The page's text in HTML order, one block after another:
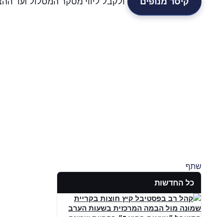
שתף
כל החדשות